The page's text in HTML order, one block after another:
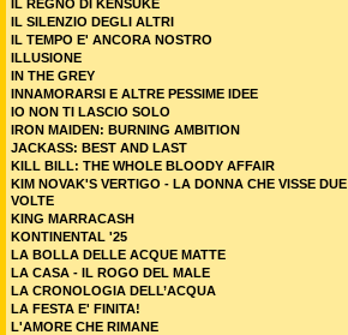
IL REGNO DI KENSUKE
IL SILENZIO DEGLI ALTRI
IL TEMPO E' ANCORA NOSTRO
ILLUSIONE
IN THE GREY
INNAMORARSI E ALTRE PESSIME IDEE
IO NON TI LASCIO SOLO
IRON MAIDEN: BURNING AMBITION
JACKASS: BEST AND LAST
KILL BILL: THE WHOLE BLOODY AFFAIR
KIM NOVAK'S VERTIGO - LA DONNA CHE VISSE DUE
VOLTE
KING MARRACASH
KONTINENTAL '25
LA BOLLA DELLE ACQUE MATTE
LA CASA - IL ROGO DEL MALE
LA CRONOLOGIA DELL’ACQUA
LA FESTA E' FINITA!
L'AMORE CHE RIMANE